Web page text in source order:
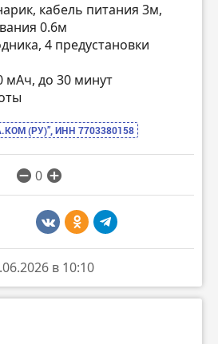
кабель питания 3м,
0.6м
4 предустановки
мАч, до 30 минут
(РУ)”, ИНН 7703380158
0
в 10:10